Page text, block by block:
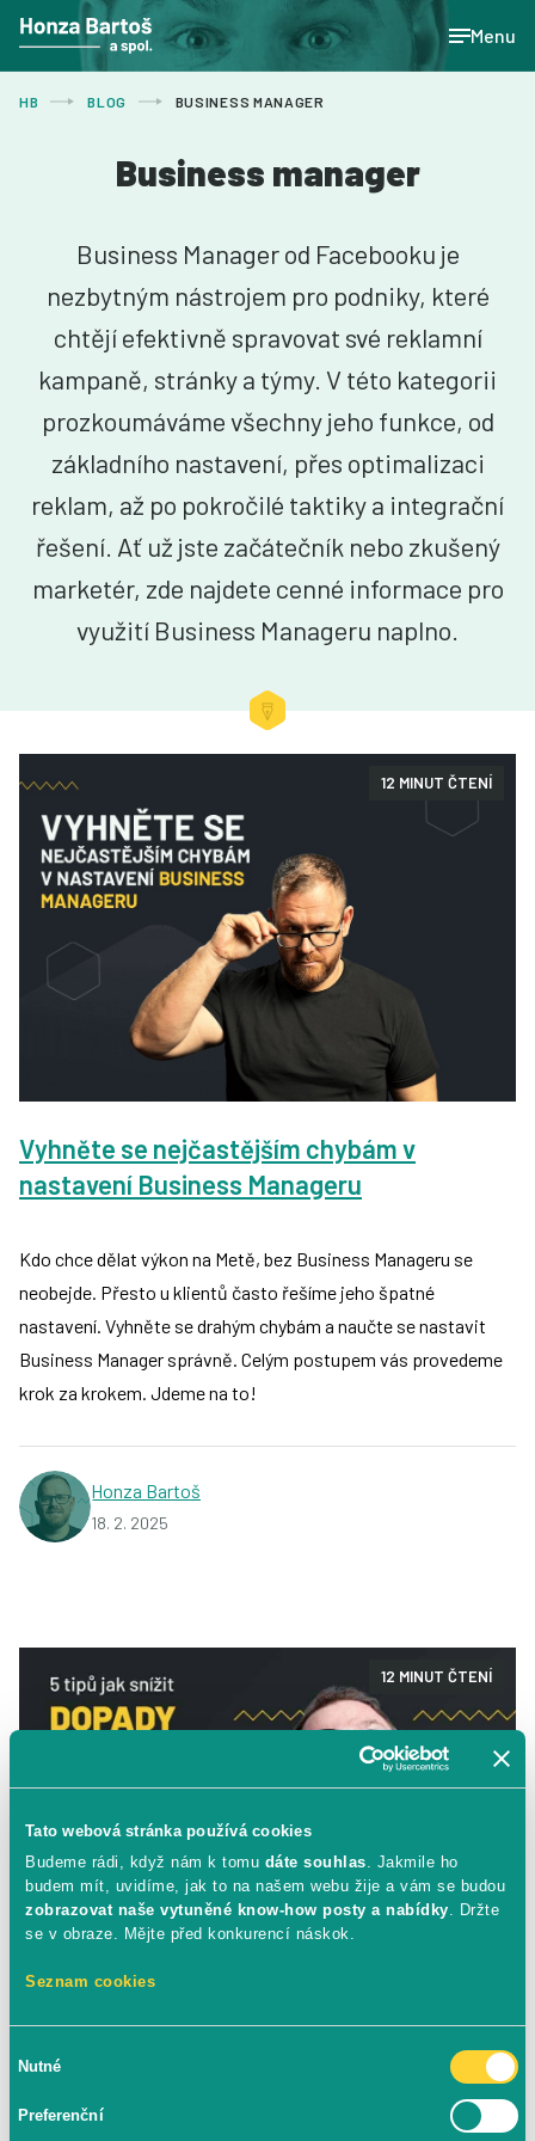
Tato webová stránka používá cookies
Budeme rádi, když nám k tomu dáte souhlas. Jakmile ho
budem mít, uvidíme, jak to na našem webu žije a vám se budou
zobrazovat naše vytuněné know-how posty a nabídky. Držte
se v obraze. Mějte před konkurencí náskok.
Seznam cookies
Nutné
Preferenční
Menu
HB BLOG BUSINESS MANAGER
Business manager
Business Manager od Facebooku je
nezbytným nástrojem pro podniky, které
chtějí efektivně spravovat své reklamní
kampaně, stránky a týmy. V této kategorii
prozkoumáváme všechny jeho funkce, od
základního nastavení, přes optimalizaci
reklam, až po pokročilé taktiky a integrační
řešení. Ať už jste začátečník nebo zkušený
marketér, zde najdete cenné informace pro
využití Business Manageru naplno.
12 MINUT ČTENÍ
Vyhněte se nejčastějším chybám v
nastavení Business Manageru
Kdo chce dělat výkon na Metě, bez Business Manageru se
neobejde. Přesto u klientů často řešíme jeho špatné
nastavení. Vyhněte se drahým chybám a naučte se nastavit
Business Manager správně. Celým postupem vás provedeme
krok za krokem. Jdeme na to!
Honza Bartoš
18. 2. 2025
12 MINUT ČTENÍ
reklamního účtu